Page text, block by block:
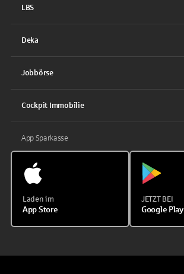
LBS
Deka
Jobbörse
Cockpit Immobilie
App Sparkasse
Laden im
App Store
JETZT BEI
Google Play